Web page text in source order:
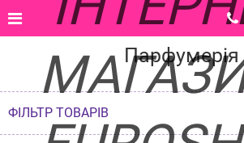
Головна | Каталог | Краса і здоров'я | Парфумерія
Парфумерія
ФІЛЬТР ТОВАРІВ